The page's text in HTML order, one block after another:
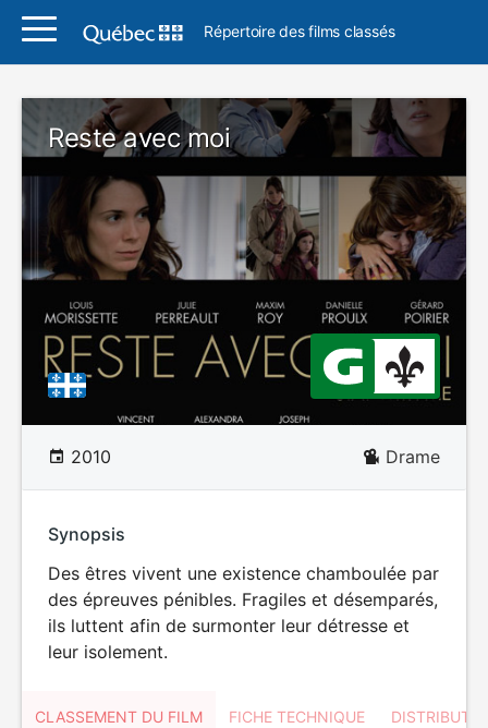
Répertoire des films classés
Reste avec moi
2010 Drame
Synopsis
Des êtres vivent une existence chamboulée par
des épreuves pénibles. Fragiles et désemparés,
ils luttent afin de surmonter leur détresse et
leur isolement.
CLASSEMENT DU FILM FICHE TECHNIQUE